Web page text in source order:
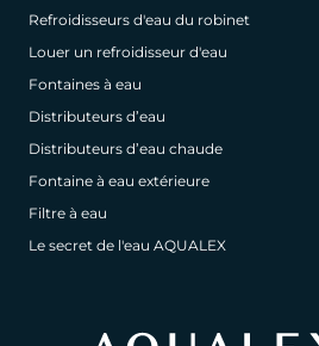
Refroidisseurs d'eau du robinet
Louer un refroidisseur d'eau
Fontaines à eau
Distributeurs d’eau
Distributeurs d’eau chaude
Fontaine à eau extérieure
Filtre à eau
Le secret de l'eau AQUALEX